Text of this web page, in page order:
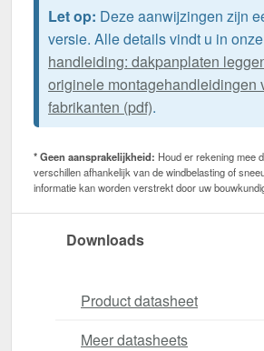
Let op: Deze aanwijzingen zijn
versie. Alle details vindt u in onze
handleiding: dakpanplaten
originele montagehandleidingen
fabrikanten (pdf).
* Geen aansprakelijkheid: Houd er rekening mee
verschillen afhankelijk van de windbelasting of
informatie kan worden verstrekt door uw
Downloads
Product datasheet
Meer datasheets